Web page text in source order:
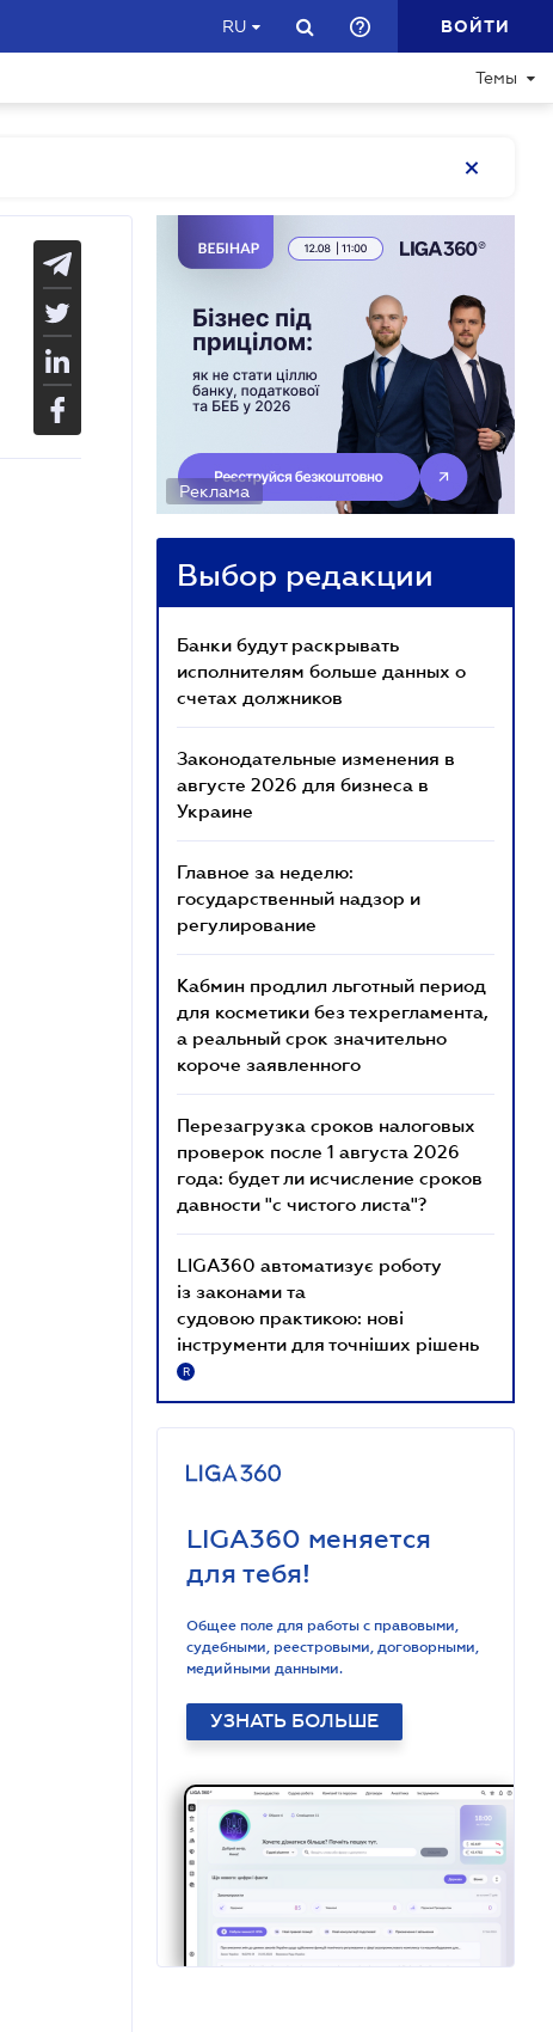
RU ВОЙТИ
Темы
Реклама
Выбор редакции
Банки будут раскрывать
исполнителям больше данных о
счетах должников
Законодательные изменения в
августе 2026 для бизнеса в
Украине
Главное за неделю:
государственный надзор и
регулирование
Кабмин продлил льготный период
для косметики без техрегламента,
а реальный срок значительно
короче заявленного
Перезагрузка сроков налоговых
проверок после 1 августа 2026
года: будет ли исчисление сроков
давности "с чистого листа"?
LIGA360 автоматизує роботу
із законами та
судовою практикою: нові
інструменти для точніших рішень
R
LIGA360 меняется
для тебя!
Общее поле для работы с правовыми,
судебными, реестровыми, договорными,
медийными данными.
УЗНАТЬ БОЛЬШЕ